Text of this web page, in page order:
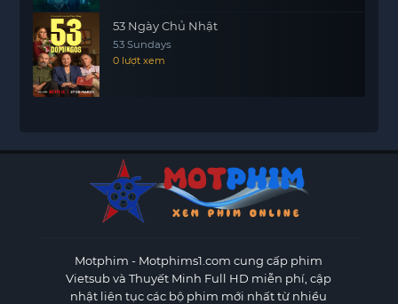
53 Ngày Chủ Nhật
53 Sundays
0 lượt xem
Motphim - Motphims1.com cung cấp phim
Vietsub và Thuyết Minh Full HD miễn phí, cập
nhật liên tục các bộ phim mới nhất từ nhiều